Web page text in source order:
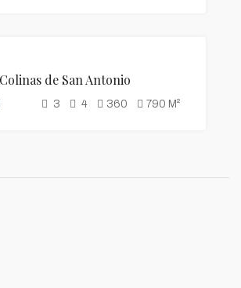
de San Antonio
3 4 360 790 M²